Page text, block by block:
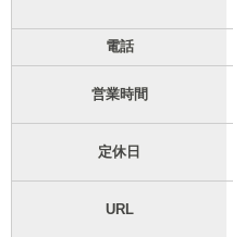
電話
営業時間
定休日
URL